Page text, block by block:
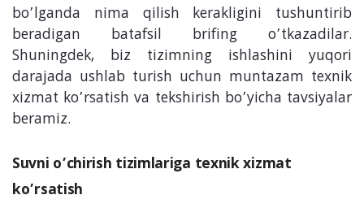
bo’lganda nima qilish kerakligini tushuntirib
beradigan batafsil brifing o’tkazadilar.
Shuningdek, biz tizimning ishlashini yuqori
darajada ushlab turish uchun muntazam texnik
xizmat ko’rsatish va tekshirish bo’yicha tavsiyalar
beramiz.
Suvni o’chirish tizimlariga texnik xizmat
ko’rsatish